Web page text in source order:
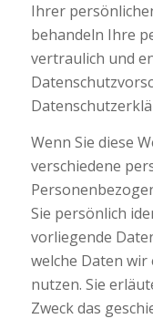
Ihrer
behandeln Ihre
vertraulich und
Wenn Sie diese
verschiedene
Sie persönlich
vorliegende
welche Daten
nutzen. Sie
Zweck das